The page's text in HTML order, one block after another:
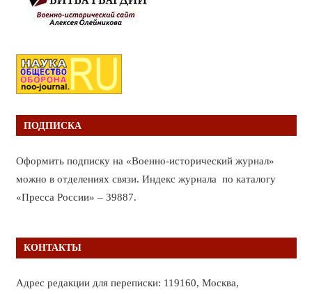
ПОДПИСКА
Оформить подписку на «Военно-исторический журнал»
можно в отделениях связи. Индекс журнала по каталогу
«Пресса России» – 39887.
КОНТАКТЫ
Адрес редакции для переписки: 119160, Москва,